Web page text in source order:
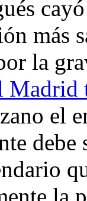
más
la
Madrid
el
debe
la